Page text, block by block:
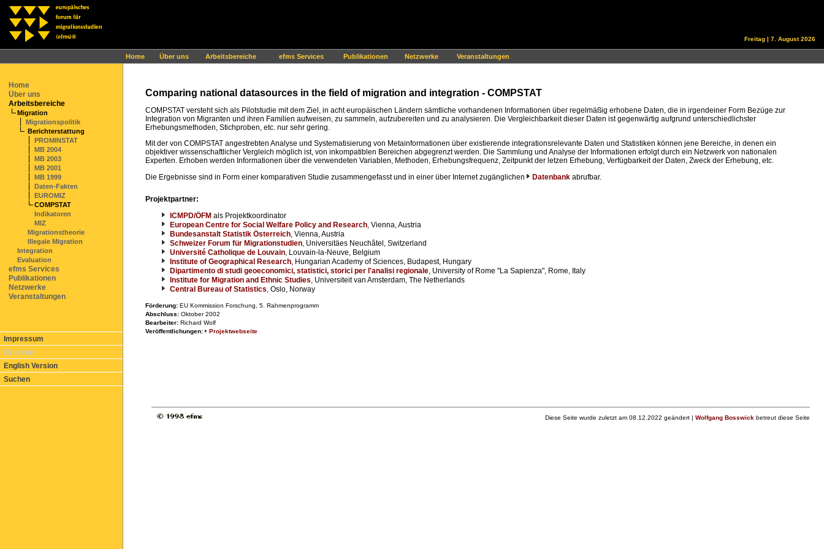
Home Über uns Arbeitsbereiche efms Services Publikationen Netzwerke Veranstaltungen
Freitag | 7. August 2026
Ihr Browser interpretiert leider kein JavaScript!
Home
Über uns
Arbeitsbereiche
Migration
Migrationspolitik
Berichterstattung
PROMINSTAT
MB 2004
MB 2003
MB 2001
MB 1999
Daten-Fakten
EUROMIZ
COMPSTAT
Indikatoren
MIZ
Migrationstheorie
Illegale Migration
Integration
Evaluation
efms Services
Publikationen
Netzwerke
Veranstaltungen
Impressum
Drucken
English Version
Suchen
Comparing national datasources in the field of migration and integration - COMPSTAT
COMPSTAT versteht sich als Pilotstudie mit dem Ziel, in acht europäischen Ländern sämtliche vorhandenen Informationen über regelmäßig erhobene Daten, die in irgendeiner Form Bezüge zur
Integration von Migranten und ihren Familien aufweisen, zu sammeln, aufzubereiten und zu analysieren. Die Vergleichbarkeit dieser Daten ist gegenwärtig aufgrund unterschiedlichster
Erhebungsmethoden, Stichproben, etc. nur sehr gering.
Mit der von COMPSTAT angestrebten Analyse und Systematisierung von Metainformationen über existierende integrationsrelevante Daten und Statistiken können jene Bereiche, in denen ein
objektiver wissenschaftlicher Vergleich möglich ist, von inkompatiblen Bereichen abgegrenzt werden. Die Sammlung und Analyse der Informationen erfolgt durch ein Netzwerk von nationalen
Experten. Erhoben werden Informationen über die verwendeten Variablen, Methoden, Erhebungsfrequenz, Zeitpunkt der letzen Erhebung, Verfügbarkeit der Daten, Zweck der Erhebung, etc.
Die Ergebnisse sind in Form einer komparativen Studie zusammengefasst und in einer über Internet zugänglichen
Datenbank abrufbar.
Projektpartner:
ICMPD/ÖFM als Projektkoordinator
European Centre for Social Welfare Policy and Research , Vienna, Austria
Bundesanstalt Statistik Österreich , Vienna, Austria
Schweizer Forum für Migrationstudien , Universitäes Neuchâtel, Switzerland
Université Catholique de Louvain , Louvain-la-Neuve, Belgium
Institute of Geographical Research , Hungarian Academy of Sciences, Budapest, Hungary
Dipartimento di studi geoeconomici, statistici, storici per l'analisi regionale , University of Rome "La Sapienza", Rome, Italy
Institute for Migration and Ethnic Studies , Universiteit van Amsterdam, The Netherlands
Central Bureau of Statistics , Oslo, Norway
Förderung: EU Kommission Forschung, 5. Rahmenprogramm
Abschluss: Oktober 2002
Bearbeiter: Richard Wolf
Veröffentlichungen:
Projektwebseite
Diese Seite wurde zuletzt am 08.12.2022 geändert | Wolfgang Bosswick betreut diese Seite